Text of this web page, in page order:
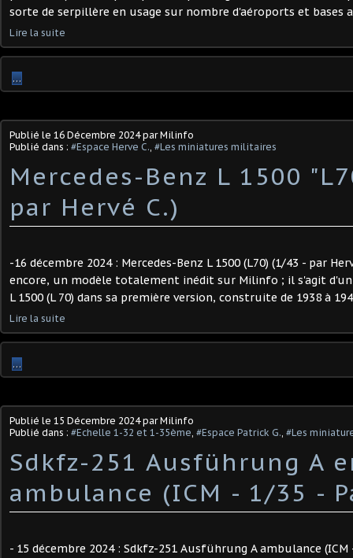
sorte de serpillère en usage sur nombre d'aéroports et bases
Lire la suite
…
Publié le 16 Décembre 2024par Milinfo
Publié dans : #Espace Herve C., #Les miniatures militaires
Mercedes-Benz L 1500
par Hervé C.) ​
-16 décembre 2024 : Mercedes-Benz L 1500 (L70) (1/43 - par
encore, un modèle totalement inédit sur Milinfo ; il s'agit d'un
L 1500 (L 70) dans sa première version, construite de 1938 à
Lire la suite
…
Publié le 15 Décembre 2024par Milinfo
Publié dans : #Echelle 1-32 et 1-35ème, #Espace Patrick G., #Les
Sdkfz-251 Ausführung A
ambulance (ICM - 1/35 -
- 15 décembre 2024 : Sdkfz-251 Ausführung A ambulance (ICM